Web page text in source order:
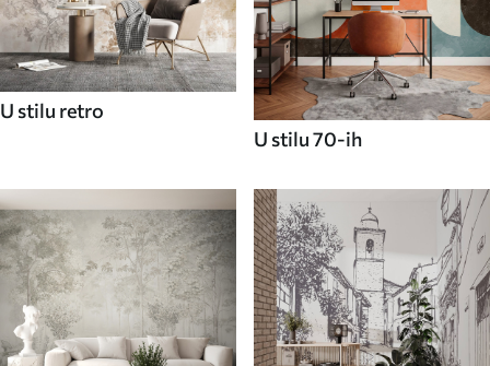
U stilu retro
U stilu 70-ih